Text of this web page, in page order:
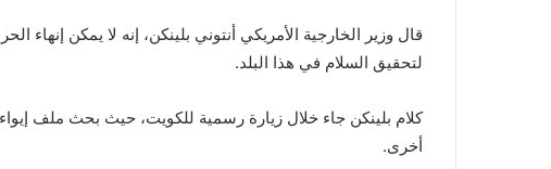
قال وزير الخارجية الأمريكي أنتوني بلينكن، إنه لا يمكن إنهاء
لتحقيق السلام في هذا البلد.
كلام بلينكن جاء خلال زيارة رسمية للكويت، حيث بحث ملف
أخرى.